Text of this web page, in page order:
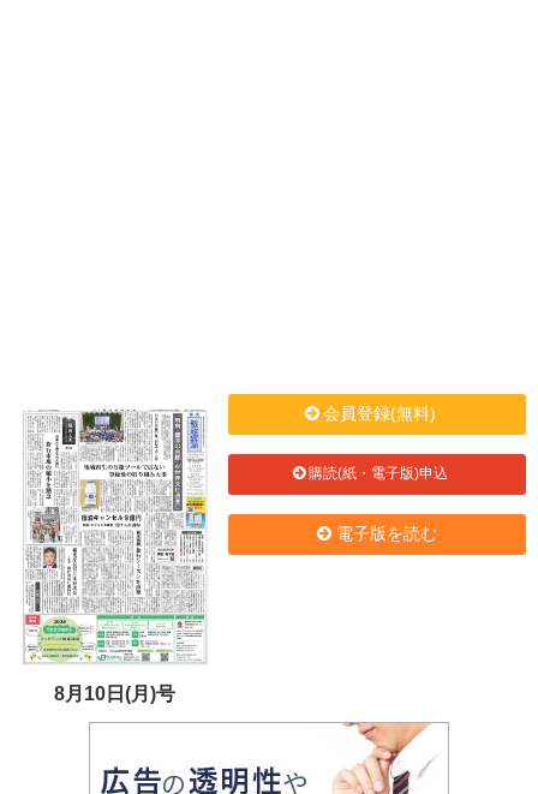
8月10日(月)号
会員登録(無料)
購読(紙・電子版)申込
電子版を読む